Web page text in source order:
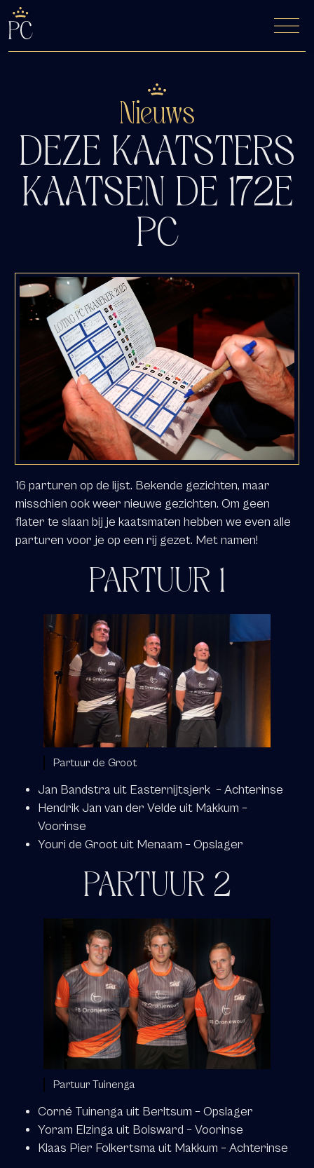
Kaartverkoop
Nieuws
DEZE KAATSTERS
KAATSEN DE 172E
PC
16 parturen op de lijst. Bekende gezichten, maar
misschien ook weer nieuwe gezichten. Om geen
flater te slaan bij je kaatsmaten hebben we even alle
parturen voor je op een rij gezet. Met namen!
PARTUUR 1
Partuur de Groot
Jan Bandstra uit Easternijtsjerk – Achterinse
Hendrik Jan van der Velde uit Makkum –
Voorinse
Youri de Groot uit Menaam – Opslager
PARTUUR 2
Partuur Tuinenga
Corné Tuinenga uit Berltsum – Opslager
Yoram Elzinga uit Bolsward – Voorinse
Klaas Pier Folkertsma uit Makkum – Achterinse